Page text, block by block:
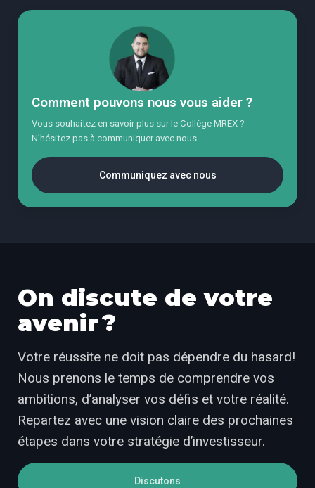
Comment pouvons nous vous aider ?
Vous souhaitez en savoir plus sur le Collège MREX ?
N’hésitez pas à communiquer avec nous.
Communiquez avec nous
On discute de votre
avenir ?
Votre réussite ne doit pas dépendre du hasard!
Nous prenons le temps de comprendre vos
ambitions, d’analyser vos défis et votre réalité.
Repartez avec une vision claire des prochaines
étapes dans votre stratégie d’investisseur.
Discutons